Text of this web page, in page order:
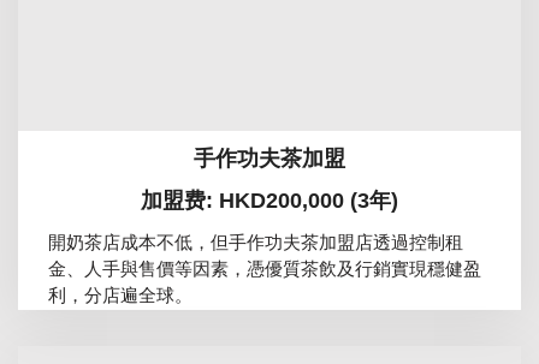
手作功夫茶加盟
加盟费: HKD200,000 (3年)
開奶茶店成本不低，但手作功夫茶加盟店透過控制租
金、人手與售價等因素，憑優質茶飲及行銷實現穩健盈
利，分店遍全球。